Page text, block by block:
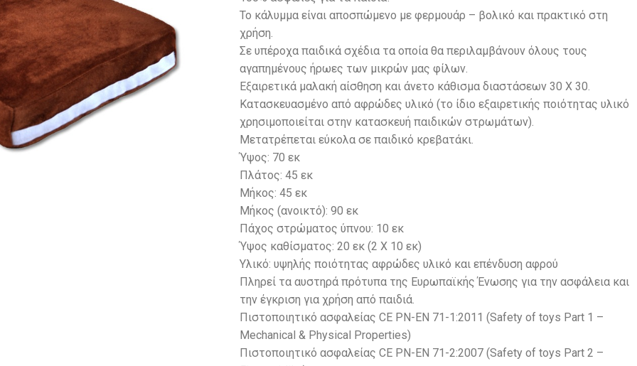
Το κάλυμμα είναι αποσπώμενο με φερμουάρ – βολικό και πρακτικό στη
χρήση.
Σε υπέροχα παιδικά σχέδια τα οποία θα περιλαμβάνουν όλους τους
αγαπημένους ήρωες των μικρών μας φίλων.
Εξαιρετικά μαλακή αίσθηση και άνετο κάθισμα διαστάσεων 30 Χ 30.
Κατασκευασμένο από αφρώδες υλικό (το ίδιο εξαιρετικής ποιότητας υλικό
χρησιμοποιείται στην κατασκευή παιδικών στρωμάτων).
Μετατρέπεται εύκολα σε παιδικό κρεβατάκι.
Ύψος: 70 εκ
Πλάτος: 45 εκ
Μήκος: 45 εκ
Μήκος (ανοικτό): 90 εκ
Πάχος στρώματος ύπνου: 10 εκ
Ύψος καθίσματος: 20 εκ (2 Χ 10 εκ)
Υλικό: υψηλής ποιότητας αφρώδες υλικό και επένδυση αφρού
Πληρεί τα αυστηρά πρότυπα της Ευρωπαϊκής Ένωσης για την ασφάλεια και
την έγκριση για χρήση από παιδιά.
Πιστοποιητικό ασφαλείας CE PN-EN 71-1:2011 (Safety of toys Part 1 –
Mechanical & Physical Properties)
Πιστοποιητικό ασφαλείας CE PN-EN 71-2:2007 (Safety of toys Part 2 –